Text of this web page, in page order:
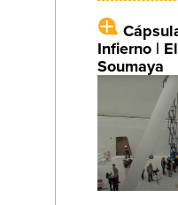
Infierno |
Soumaya